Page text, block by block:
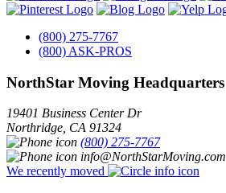
(800) 275-7767
(800) ASK-PROS
NorthStar Moving Headquarters
19401 Business Center Dr
Northridge CA 91324
(800) 275-7767
info@NorthStarMoving.com
We recently moved